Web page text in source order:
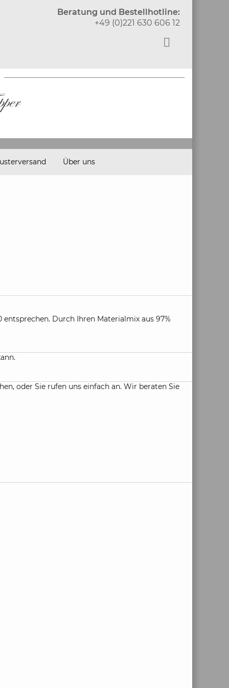
Beratung und Bestellhotline:
+49 (0)221 630 606 12
Über uns
Durch Ihren Materialmix aus 97%
oder Sie rufen uns einfach an. Wir beraten Sie